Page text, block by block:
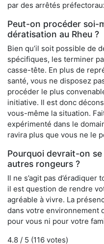
par des arrêtés
Peut-on procéder soi-
dératisation au Rheu ?
Bien qu’il soit possible de
spécifiques, les terminer
casse-tête. En plus de
santé, vous ne disposez
procéder le plus
initiative. Il est donc
vous-même la situation.
expérimenté dans le
ravira plus que vous ne le
Pourquoi devrait-on
autres rongeurs ?
Il ne s’agit pas
il est question de rendre
agréable à vivre. La
dans votre environnement
pour vous ni pour votre
4.8 / 5 (116 votes)